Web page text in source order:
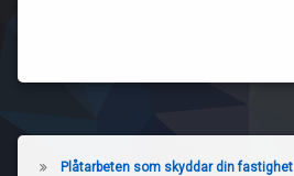
Plåtarbeten som skyddar din fastighet